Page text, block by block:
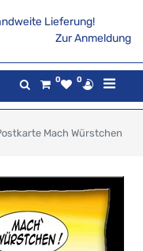
Lieferung!
Zur Anmeldung
0 0
Mach Würstchen